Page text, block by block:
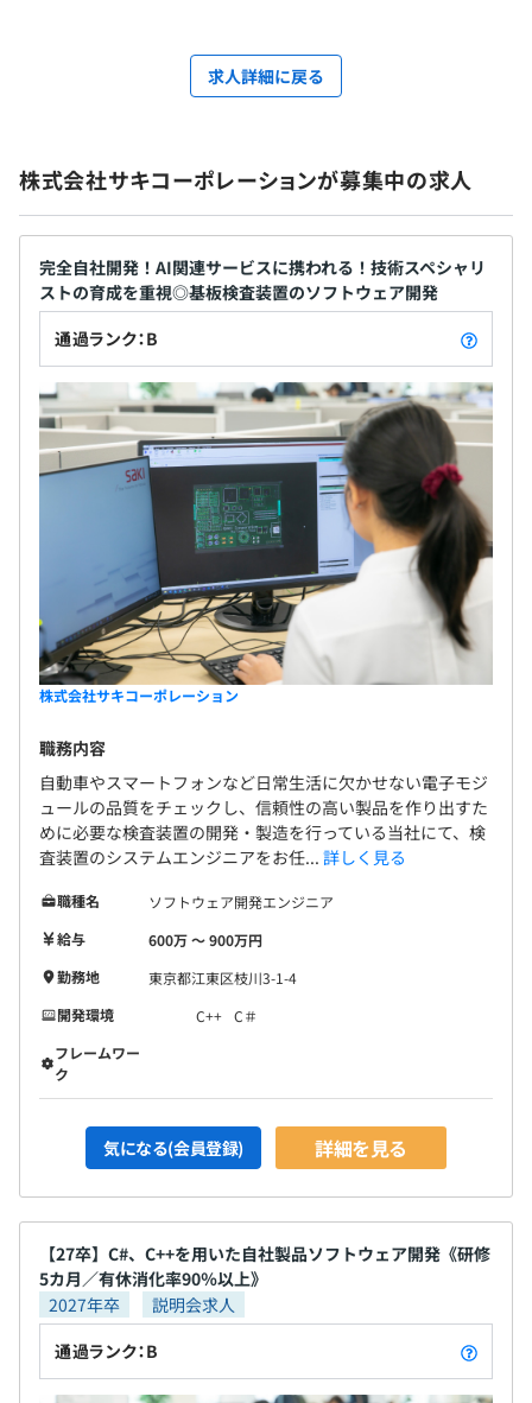
求人詳細に戻る
株式会社サキコーポレーションが募集中の求人
完全自社開発！AI関連サービスに携われる！技術スペシャリ
ストの育成を重視◎基板検査装置のソフトウェア開発
通過ランク：B
株式会社サキコーポレーション
職務内容
自動車やスマートフォンなど日常生活に欠かせない電子モジ
ュールの品質をチェックし、信頼性の高い製品を作り出すた
めに必要な検査装置の開発・製造を行っている当社にて、検
査装置のシステムエンジニアをお任... 詳しく見る
職種名
ソフトウェア開発エンジニア
給与
600万 〜 900万円
勤務地
東京都江東区枝川3-1-4
開発環境
C++ C＃
フレームワー
ク
気になる(会員登録) 詳細を見る
【27卒】C#、C++を用いた自社製品ソフトウェア開発《研修
5カ月／有休消化率90％以上》
2027年卒
説明会求人
通過ランク：B